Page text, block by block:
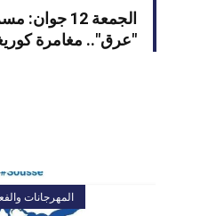
الجمعة 12
"عرق".. مغامرة
المهرجانات